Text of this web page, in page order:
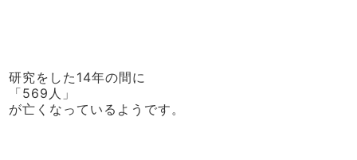
研究をした14年の間に
「569人」
が亡くなっているようです。